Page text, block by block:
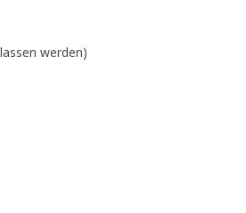
werden)